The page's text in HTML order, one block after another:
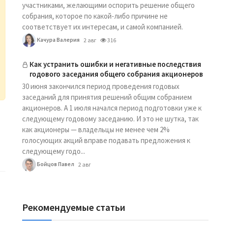
участниками, желающими оспорить решение общего
собрания, которое по какой-либо причине не
соответствует их интересам, и самой компанией.
Качура Валерия 2 авг 316
Как устранить ошибки и негативные последствия
годового заседания общего собрания акционеров
30 июня закончился период проведения годовых
заседаний для принятия решений общим собранием
акционеров. А 1 июля начался период подготовки уже к
следующему годовому заседанию. И это не шутка, так
как акционеры — владельцы не менее чем 2%
голосующих акций вправе подавать предложения к
следующему годо...
Бойцов Павел 2 авг
Рекомендуемые статьи